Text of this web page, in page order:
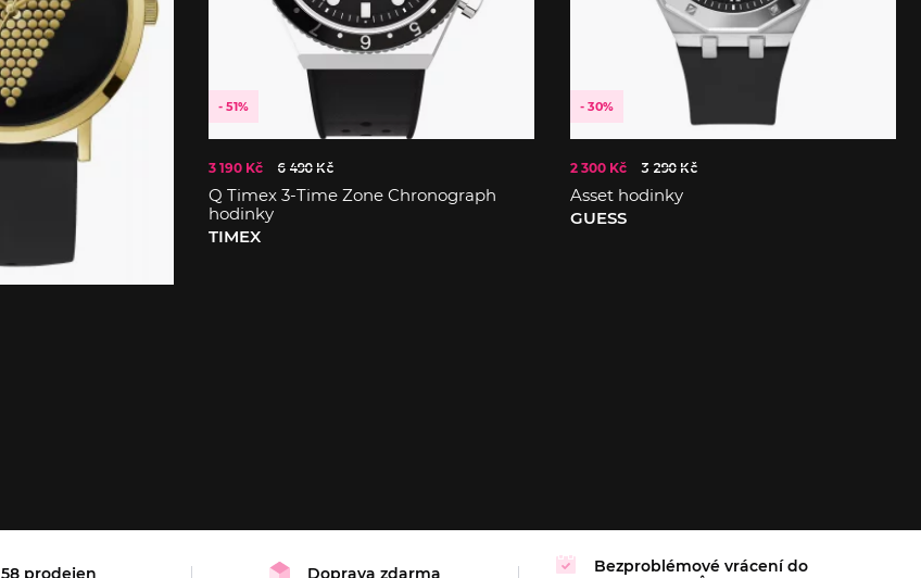
- 51%
3 190 Kč 6 490 Kč
Q Timex 3-Time Zone Chronograph
hodinky
TIMEX
- 30%
2 300 Kč 3 290 Kč
Asset hodinky
GUESS
58 prodejen Doprava zdarma
Bezproblémové vrácení do